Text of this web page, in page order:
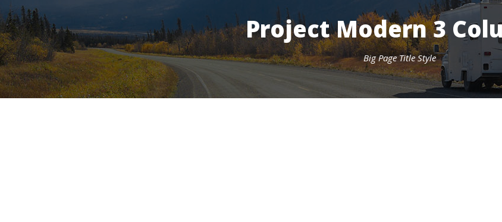
Project Modern 3
Big Page Title Style